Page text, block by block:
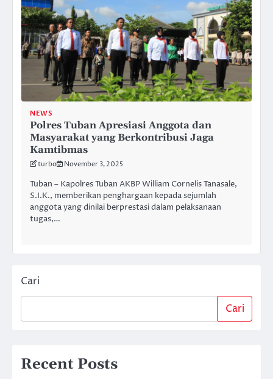
NEWS
Polres Tuban Apresiasi Anggota dan
Masyarakat yang Berkontribusi Jaga
Kamtibmas
turbo November 3, 2025
Tuban – Kapolres Tuban AKBP William Cornelis Tanasale,
S.I.K., memberikan penghargaan kepada sejumlah
anggota yang dinilai berprestasi dalam pelaksanaan
tugas,…
Cari
Cari
Recent Posts